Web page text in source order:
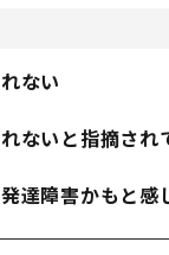
ない
ないと指摘され
達障害かもと